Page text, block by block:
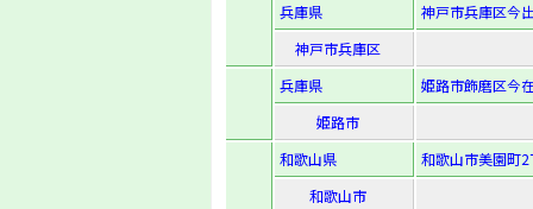
兵庫県
神戸市兵庫区今
神戸市兵庫区
兵庫県
姫路市飾磨区今
姫路市
和歌山県
和歌山市美園町
和歌山市